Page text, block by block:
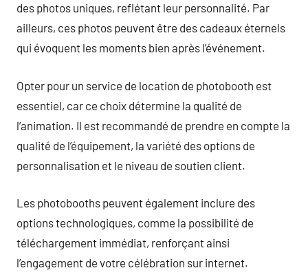
des photos uniques, reflétant leur personnalité. Par
ailleurs, ces photos peuvent être des cadeaux éternels
qui évoquent les moments bien après l’événement.
Opter pour un service de location de photobooth est
essentiel, car ce choix détermine la qualité de
l’animation. Il est recommandé de prendre en compte la
qualité de l’équipement, la variété des options de
personnalisation et le niveau de soutien client.
Les photobooths peuvent également inclure des
options technologiques, comme la possibilité de
téléchargement immédiat, renforçant ainsi
l’engagement de votre célébration sur internet.